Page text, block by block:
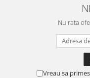
Nu rata
Vreau sa